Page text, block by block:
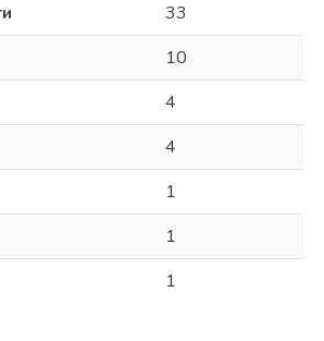
33
10
4
4
1
1
1